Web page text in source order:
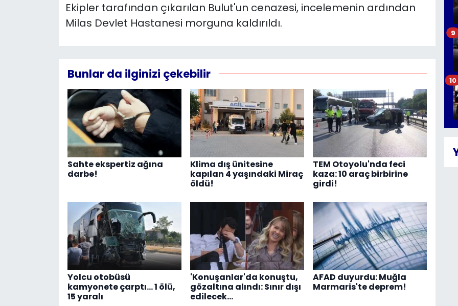
Ekipler tarafından çıkarılan Bulut'un cenazesi, incelemenin ardından
Milas Devlet Hastanesi morguna kaldırıldı.
Bunlar da ilginizi çekebilir
Sahte ekspertiz ağına
darbe!
Klima dış ünitesine
kapılan 4 yaşındaki Miraç
öldü!
TEM Otoyolu'nda feci
kaza: 10 araç birbirine
girdi!
Yolcu otobüsü
kamyonete çarptı... 1 ölü,
15 yaralı
'Konuşanlar'da konuştu,
gözaltına alındı: Sınır dışı
edilecek…
AFAD duyurdu: Muğla
Marmaris'te deprem!
9
10